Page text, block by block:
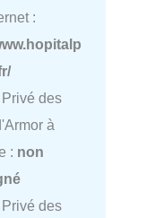
:
des
à
: non
des